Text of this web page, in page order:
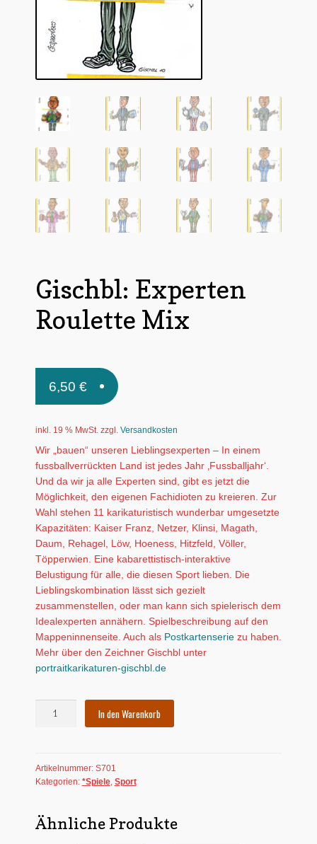
*Postkarten
Schnäppchen
öffnen
Regional
öffnen
Bücher
Produkte nach Themen
öffnen
Individuelle Motive
öffnen
Gischbl: Experten
Roulette Mix
6,50 €
inkl. 19 % MwSt. zzgl. Versandkosten
Wir „bauen“ unseren Lieblingsexperten – In einem
fussballverrückten Land ist jedes Jahr ‚Fussballjahr‘.
Und da wir ja alle Experten sind, gibt es jetzt die
Möglichkeit, den eigenen Fachidioten zu kreieren. Zur
Wahl stehen 11 karikaturistisch wunderbar umgesetzte
Kapazitäten: Kaiser Franz, Netzer, Klinsi, Magath,
Daum, Rehagel, Löw, Hoeness, Hitzfeld, Völler,
Töpperwien. Eine kabarettistisch-interaktive
Belustigung für alle, die diesen Sport lieben. Die
Lieblingskombination lässt sich gezielt
zusammenstellen, oder man kann sich spielerisch dem
Idealexperten annähern. Spielbeschreibung auf den
Mappeninnenseite. Auch als Postkartenseriezu haben.
Mehr über den Zeichner Gischbl unter
portraitkarikaturen-gischbl.de
Menge
In den Warenkorb
Artikelnummer: S701
Kategorien: *Spiele, Sport
Ähnliche Produkte